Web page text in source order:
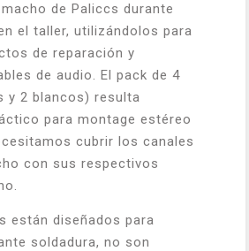
de Paliccs durante
el taller, utilizándolos para
de reparación y
de audio. El pack de 4
y 2 blancos) resulta
para montage estéreo
cubrir los canales
con sus respectivos
están diseñados para
soldadura, no son